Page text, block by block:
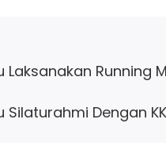
Running
Dengan